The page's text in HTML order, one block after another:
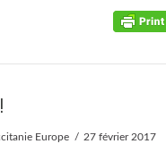
Europe 27 février 2017